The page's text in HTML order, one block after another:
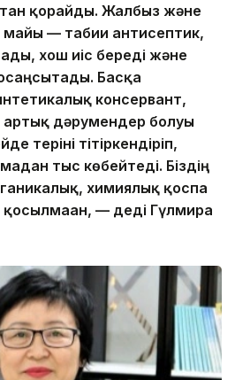
қорғайды. Жалбыз және
— табиғи антисептик,
хош иіс береді және
Басқа
консервант,
дәрумендер болуы
теріні тітіркендіріп,
тыс көбейтеді. Біздің
химиялық қоспа
— деді Гүлмира